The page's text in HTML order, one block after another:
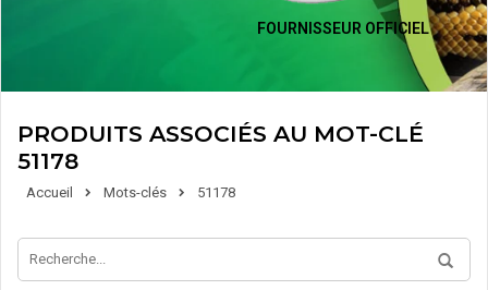
FOURNISSEUR OFFICIEL
PRODUITS ASSOCIÉS AU MOT-CLÉ
51178
Accueil Mots-clés 51178